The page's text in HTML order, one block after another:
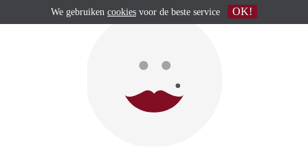
We gebruiken cookies voor de beste service OK!